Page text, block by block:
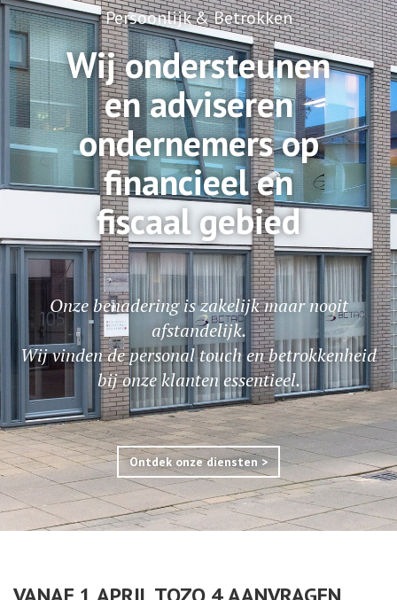
Persoonlijk & Betrokken
Wij ondersteunen
en adviseren
ondernemers op
financieel en
fiscaal gebied
Onze benadering is zakelijk maar nooit
afstandelijk.
Wij vinden de personal touch en betrokkenheid
bij onze klanten essentieel.
Ontdek onze diensten >